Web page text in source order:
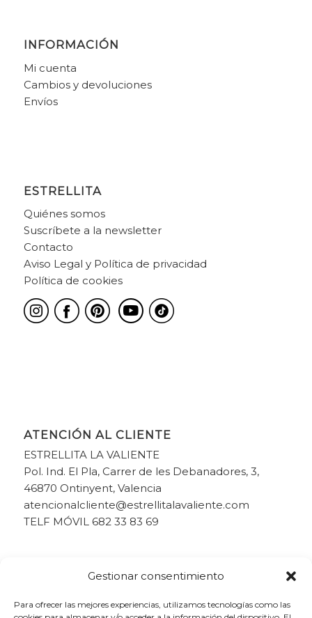
Gestionar consentimiento
Para ofrecer las mejores experiencias, utilizamos tecnologías como las
INFORMACIÓN
Mi cuenta
Cambios y devoluciones
Envíos
ESTRELLITA
Quiénes somos
Suscríbete a la newsletter
Contacto
Aviso Legal y Política de privacidad
Política de cookies
ATENCIÓN AL CLIENTE
ESTRELLITA LA VALIENTE
Pol. Ind. El Pla, Carrer de les Debanadores, 3,
46870 Ontinyent, Valencia
atencionalcliente@estrellitalavaliente.com
TELF MÓVIL 682 33 83 69